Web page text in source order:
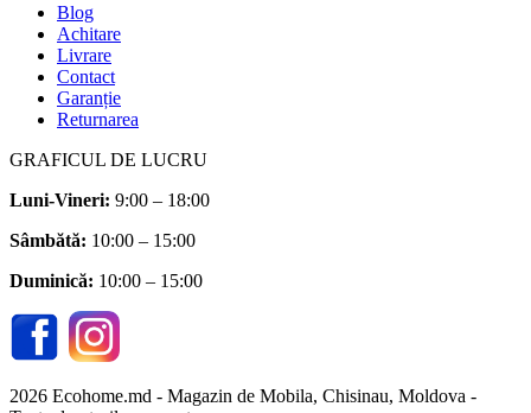
Blog
Achitare
Livrare
Contact
Garanție
Returnarea
GRAFICUL DE LUCRU
Luni-Vineri: 9:00 – 18:00
Sâmbătă: 10:00 – 15:00
Duminică: 10:00 – 15:00
2026 Ecohome.md - Magazin de Mobila, Chisinau, Moldova -